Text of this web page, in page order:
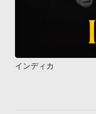
インディカ